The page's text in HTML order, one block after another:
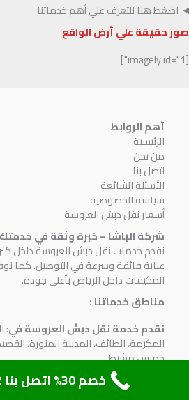
اضغط هنا للتعرف علي أهم خدماتنا
صور حقيقة علي أرض الواقع
[imagely id="1"]
أهم الروابط
الرئيسية
من نحن
اتصل بنا
الأسئلة الشائعة
سياسة الخصوصية
أسعار نقل دبش العروسة
شركة الباشا – خبرة وثقة في خدمتك
نقدم خدمات نقل دبش العروسة داخل
عناية فائقة وسرعة في التوصيل. كما
المكيفات داخل الرياض بأعلى جودة.
مناطق خدماتنا :
نقدم خدمة نقل دبش العروسة في:
المكرمة، الطائف، المدينة المنورة،
خميس مشيط
جاهزون للرد علي استفساراتكم علي
خصم 30% اتصل بنا 0531809702